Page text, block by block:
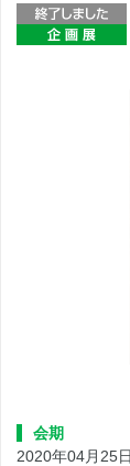
会期
2020年04月25